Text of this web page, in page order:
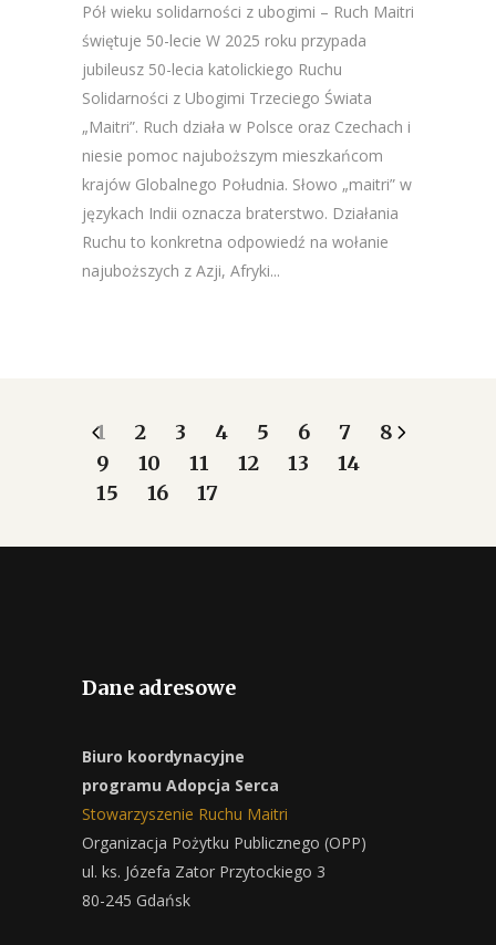
Pół wieku solidarności z ubogimi – Ruch Maitri
świętuje 50-lecie W 2025 roku przypada
jubileusz 50-lecia katolickiego Ruchu
Solidarności z Ubogimi Trzeciego Świata
„Maitri”. Ruch działa w Polsce oraz Czechach i
niesie pomoc najuboższym mieszkańcom
krajów Globalnego Południa. Słowo „maitri” w
językach Indii oznacza braterstwo. Działania
Ruchu to konkretna odpowiedź na wołanie
najuboższych z Azji, Afryki...
1 2 3 4 5 6 7
8
9
10 11 12 13
14
15
16 17
Dane adresowe
Biuro koordynacyjne
programu Adopcja Serca
Stowarzyszenie Ruchu Maitri
Organizacja Pożytku Publicznego (OPP)
ul. ks. Józefa Zator Przytockiego 3
80-245 Gdańsk